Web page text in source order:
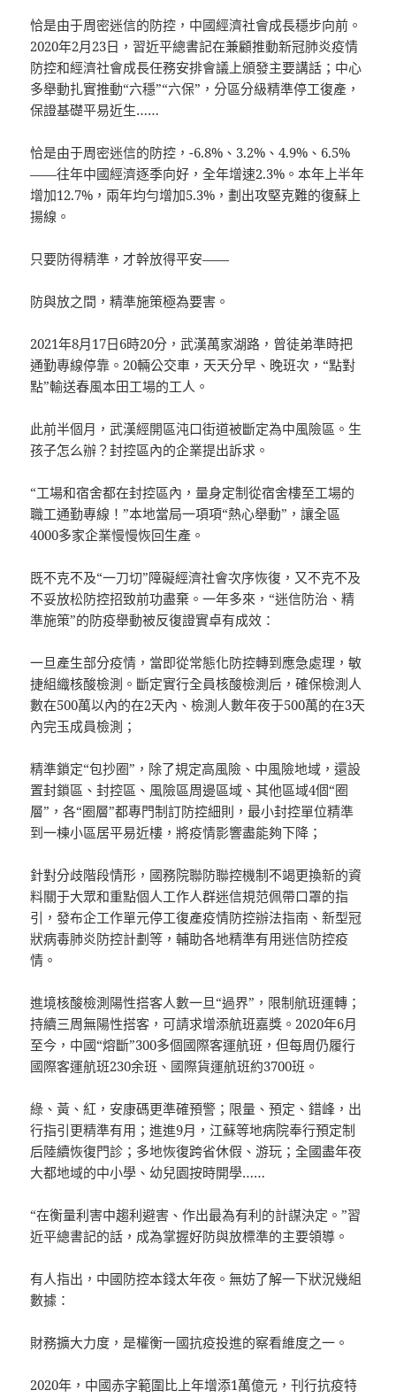
恰是由于周密迷信的防控，中國經濟社會成長穩步向前。
2020年2月23日，習近平總書記在兼顧推動新冠肺炎疫情
防控和經濟社會成長任務安排會議上頒發主要講話；中心
多舉動扎實推動“六穩”“六保”，分區分級精準停工復產，
保證基礎平易近生……
恰是由于周密迷信的防控，-6.8%、3.2%、4.9%、6.5%
——往年中國經濟逐季向好，全年增速2.3%。本年上半年
增加12.7%，兩年均勻增加5.3%，劃出攻堅克難的復蘇上
揚線。
只要防得精準，才幹放得平安——
防與放之間，精準施策極為要害。
2021年8月17日6時20分，武漢萬家湖路，曾徒弟準時把
通勤專線停靠。20輛公交車，天天分早、晚班次，“點對
點”輸送春風本田工場的工人。
此前半個月，武漢經開區沌口街道被斷定為中風險區。生
孩子怎么辦？封控區內的企業提出訴求。
“工場和宿舍都在封控區內，量身定制從宿舍樓至工場的
職工通勤專線！”本地當局一項項“熱心舉動”，讓全區
4000多家企業慢慢恢回生產。
既不克不及“一刀切”障礙經濟社會次序恢復，又不克不及
不妥放松防控招致前功盡棄。一年多來，“迷信防治、精
準施策”的防疫舉動被反復證實卓有成效：
一旦產生部分疫情，當即從常態化防控轉到應急處理，敏
捷組織核酸檢測。斷定實行全員核酸檢測后，確保檢測人
數在500萬以內的在2天內、檢測人數年夜于500萬的在3天
內完玉成員檢測；
精準鎖定“包抄圈”，除了規定高風險、中風險地域，還設
置封鎖區、封控區、風險區周邊區域、其他區域4個“圈
層”，各“圈層”都專門制訂防控細則，最小封控單位精準
到一棟小區居平易近樓，將疫情影響盡能夠下降；
針對分歧階段情形，國務院聯防聯控機制不竭更換新的資
料關于大眾和重點個人工作人群迷信規范佩帶口罩的指
引，發布企工作單元停工復產疫情防控辦法指南、新型冠
狀病毒肺炎防控計劃等，輔助各地精準有用迷信防控疫
情。
進境核酸檢測陽性搭客人數一旦“過界”，限制航班運轉；
持續三周無陽性搭客，可請求增添航班嘉獎。2020年6月
至今，中國“熔斷”300多個國際客運航班，但每周仍履行
國際客運航班230余班、國際貨運航班約3700班。
綠、黃、紅，安康碼更準確預警；限量、預定、錯峰，出
行指引更精準有用；進進9月，江蘇等地病院奉行預定制
后陸續恢復門診；多地恢復跨省休假、游玩；全國盡年夜
大都地域的中小學、幼兒園按時開學……
“在衡量利害中趨利避害、作出最為有利的計謀決定。”習
近平總書記的話，成為掌握好防與放標準的主要領導。
有人指出，中國防控本錢太年夜。無妨了解一下狀況幾組
數據：
財務擴大力度，是權衡一國抗疫投進的察看維度之一。
2020年，中國赤字範圍比上年增添1萬億元，刊行抗疫特